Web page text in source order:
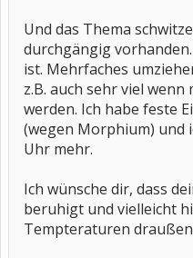
Und das Thema
durchgängig
ist. Mehrfaches
z.B. auch sehr viel
werden. Ich habe feste
(wegen Morphium) und
Uhr mehr.
Ich wünsche dir, dass
beruhigt und vielleicht
Tempteraturen